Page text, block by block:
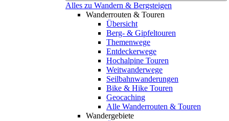
Alles zu Wandern & Bergsteigen
Wanderrouten & Touren
Übersicht
Berg- & Gipfeltouren
Themenwege
Entdeckerwege
Hochalpine Touren
Weitwanderwege
Seilbahnwanderungen
Bike & Hike Touren
Geocaching
Alle Wanderrouten & Touren
Wandergebiete